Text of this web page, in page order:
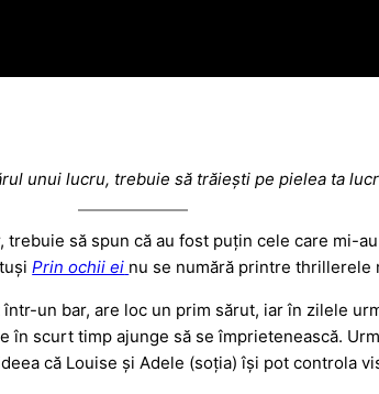
unui lucru, trebuie să trăiești pe pielea ta
să spun că au fost puțin cele care mi-
Prin ochii ei nu se numără printre thrillerele
un bar, are loc un prim sărut, iar în zilele
în scurt timp ajunge să se împrietenească.
că Louise și Adele (soția) își pot controla